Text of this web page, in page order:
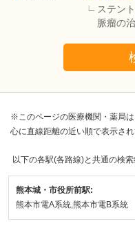
ステン
脈瘤の
※このページの医療機関・薬局は
心に直線距離の近い順で表示さ
以下の各駅(各路線)と共通の検
熊本城・市役所前駅:
熊本市電A系統,熊本市電B系統